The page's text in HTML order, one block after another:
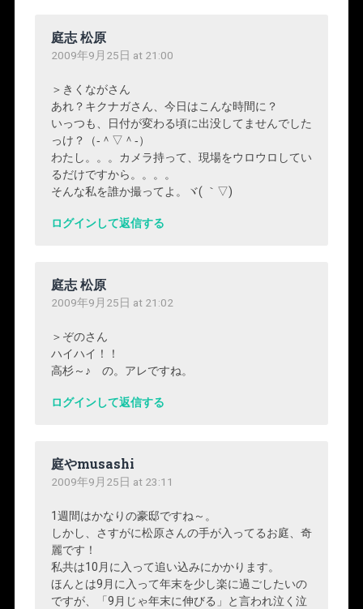
庭志 松原
2009年9月25日 at 21:00
＞きくながさん
あれ？キクナガさん、今日はこんな時間に？
いっつも、日付が変わる頃に出没してませんでした
っけ？（‐＾▽＾‐）
わたし。。。カメラ持って、現場をウロウロしてい
るだけですから。。。。
そんな私を誰か撮ってよ。ヾ( ｀▽)ゞ
ログインして返信する
庭志 松原
2009年9月25日 at 21:02
＞ぞのさん
ハイハイ！！
高杉～♪ の。アレですね。
ログインして返信する
庭やmusashi
2009年9月25日 at 23:11
1週間はかなりの豪邸ですね～。
しかし、さすがに松原さんの手が入ってるお庭、奇
麗です！
私共は10月に入って追い込みにかかります。
ほんとは9月に入って年末を少し楽に過ごしたいの
ですが、「9月じゃ年末に伸びる」と言われ泣く泣